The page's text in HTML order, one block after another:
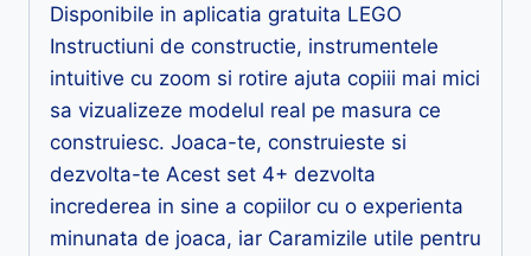
Disponibile in aplicatia gratuita LEGO
Instructiuni de constructie, instrumentele
intuitive cu zoom si rotire ajuta copiii mai mici
sa vizualizeze modelul real pe masura ce
construiesc. Joaca-te, construieste si
dezvolta-te Acest set 4+ dezvolta
increderea in sine a copiilor cu o experienta
minunata de joaca, iar Caramizile utile pentru